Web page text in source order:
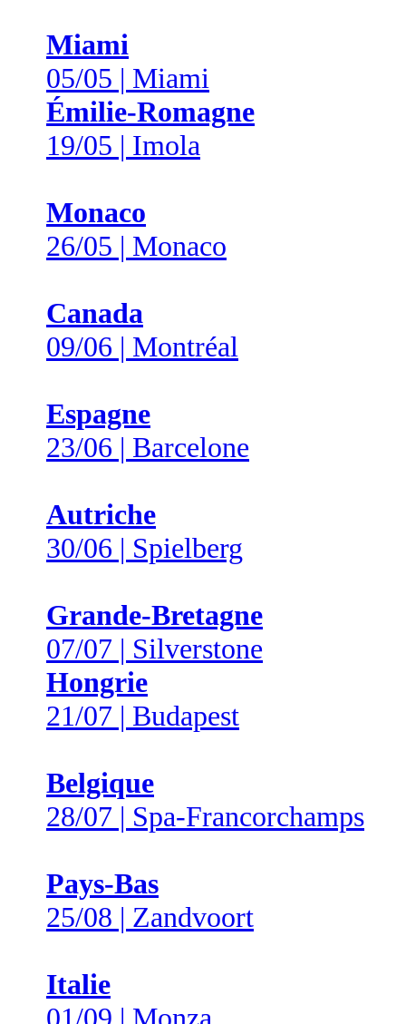
Miami
05/05 | Miami
Émilie-Romagne
19/05 | Imola
Monaco
26/05 | Monaco
Canada
09/06 | Montréal
Espagne
23/06 | Barcelone
Autriche
30/06 | Spielberg
Grande-Bretagne
07/07 | Silverstone
Hongrie
21/07 | Budapest
Belgique
28/07 | Spa-Francorchamps
Pays-Bas
25/08 | Zandvoort
Italie